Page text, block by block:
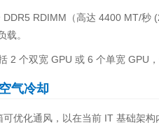
DDR5 RDIMM（高达 4400 MT/秒
载。
2 个双宽 GPU 或 6 个单宽 GPU
气冷却
可优化通风，以在当前 IT 基础架